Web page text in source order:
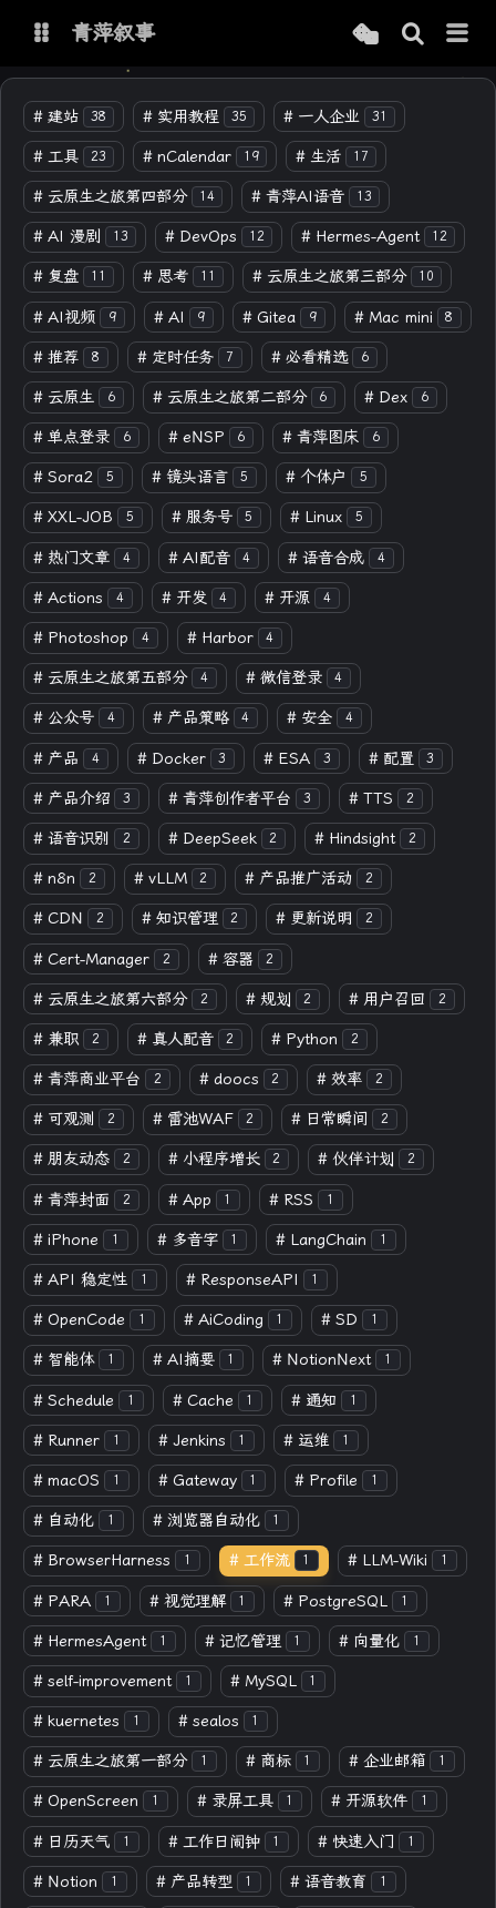
博客
青萍 AI 图床 青萍 AI 视频
青萍 AI 电商 青萍 AI 语音
青萍叙事
# 建站 38 # 实用教程 35 # 一人企业 31
# 工具 23 # nCalendar 19 # 生活 17
# 云原生之旅第四部分 14 # 青萍AI语音 13
# AI 漫剧 13 # DevOps 12 # Hermes-Agent 12
# 复盘 11 # 思考 11 # 云原生之旅第三部分 10
# AI视频 9 # AI 9 # Gitea 9 # Mac mini 8
# 推荐 8 # 定时任务 7 # 必看精选 6
# 云原生 6 # 云原生之旅第二部分 6 # Dex 6
# 单点登录 6 # eNSP 6 # 青萍图床 6
# Sora2 5 # 镜头语言 5 # 个体户 5
# XXL-JOB 5 # 服务号 5 # Linux 5
# 热门文章 4 # AI配音 4 # 语音合成 4
# Actions 4 # 开发 4 # 开源 4
# Photoshop 4 # Harbor 4
# 云原生之旅第五部分 4 # 微信登录 4
# 公众号 4 # 产品策略 4 # 安全 4
# 产品 4 # Docker 3 # ESA 3 # 配置 3
# 产品介绍 3 # 青萍创作者平台 3 # TTS 2
# 语音识别 2 # DeepSeek 2 # Hindsight 2
# n8n 2 # vLLM 2 # 产品推广活动 2
# CDN 2 # 知识管理 2 # 更新说明 2
# Cert-Manager 2 # 容器 2
# 云原生之旅第六部分 2 # 规划 2 # 用户召回 2
# 兼职 2 # 真人配音 2 # Python 2
# 青萍商业平台 2 # doocs 2 # 效率 2
# 可观测 2 # 雷池WAF 2 # 日常瞬间 2
# 朋友动态 2 # 小程序增长 2 # 伙伴计划 2
# 青萍封面 2 # App 1 # RSS 1
# iPhone 1 # 多音字 1 # LangChain 1
# API 稳定性 1 # ResponseAPI 1
# OpenCode 1 # AiCoding 1 # SD 1
# 智能体 1 # AI摘要 1 # NotionNext 1
# Schedule 1 # Cache 1 # 通知 1
# Runner 1 # Jenkins 1 # 运维 1
# macOS 1 # Gateway 1 # Profile 1
# 自动化 1 # 浏览器自动化 1
# BrowserHarness 1 # 工作流 1 # LLM-Wiki 1
# PARA 1 # 视觉理解 1 # PostgreSQL 1
# HermesAgent 1 # 记忆管理 1 # 向量化 1
# self-improvement 1 # MySQL 1
# kuernetes 1 # sealos 1
# 云原生之旅第一部分 1 # 商标 1 # 企业邮箱 1
# OpenScreen 1 # 录屏工具 1 # 开源软件 1
# 日历天气 1 # 工作日闹钟 1 # 快速入门 1
# Notion 1 # 产品转型 1 # 语音教育 1